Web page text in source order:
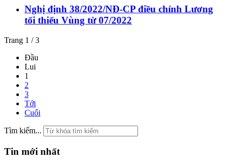
Nghị định 38/2022/NĐ-CP điều chỉnh Lương
tối thiểu Vùng từ 07/2022
Trang 1 / 3
Đầu
Lui
1
2
3
Tới
Cuối
Tìm kiếm...
Tin mới nhất